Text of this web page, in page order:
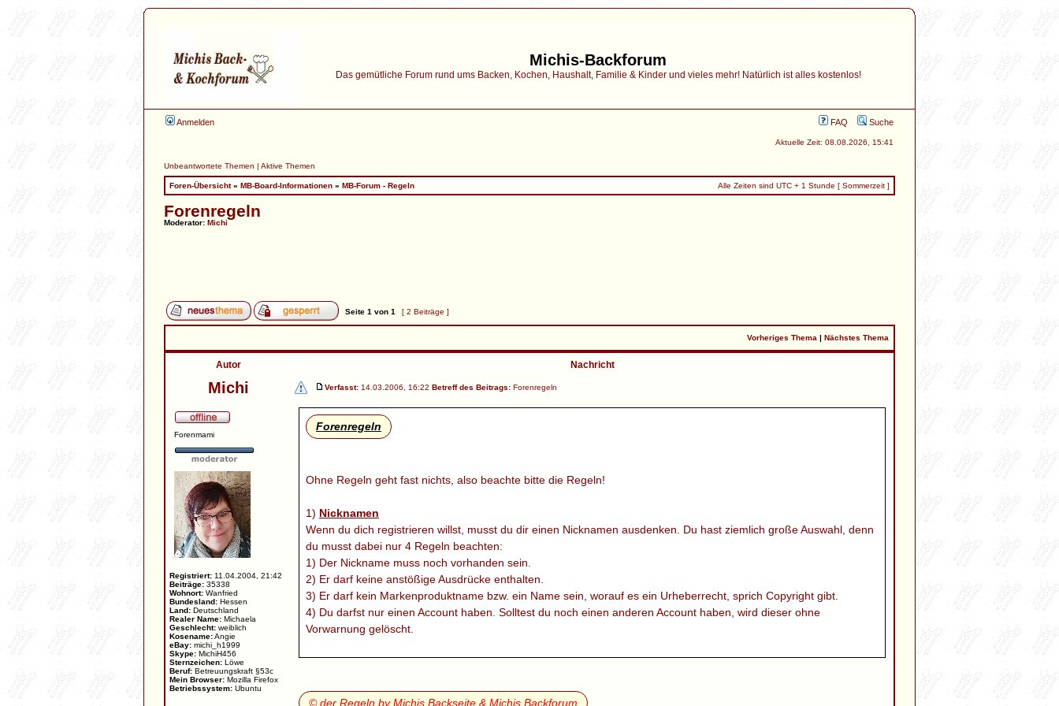
Michis-Backforum
Das gemütliche Forum rund ums Backen, Kochen, Haushalt, Familie & Kinder und vieles mehr! Natürlich ist alles kostenlos!
Anmelden FAQ Suche
Aktuelle Zeit: 08.08.2026, 15:41
Unbeantwortete Themen | Aktive Themen
Foren-Übersicht» MB-Board-Informationen » MB-Forum - Regeln Alle Zeiten sind UTC + 1 Stunde [ Sommerzeit ]
Forenregeln
Moderator: Michi
Seite 1 von 1 [ 2 Beiträge ]
Vorheriges Thema | Nächstes Thema
Autor Nachricht
Michi Verfasst: 14.03.2006, 16:22 Betreff des Beitrags: Forenregeln
Forenmami
Registriert: 11.04.2004, 21:42
Beiträge: 35338
Wohnort: Wanfried
Bundesland: Hessen
Land: Deutschland
Realer Name: Michaela
Geschlecht: weiblich
Kosename:Angie
eBay: michi_h1999
Skype: MichiH456
Sternzeichen: Löwe
Beruf: Betreuungskraft §53c
Mein Browser: Mozilla Firefox
Betriebssystem: Ubuntu
Forenregeln
Ohne Regeln geht fast nichts, also beachte bitte die Regeln!
1) Nicknamen
Wenn du dich registrieren willst, musst du dir einen Nicknamen ausdenken. Du hast ziemlich große Auswahl, denn
du musst dabei nur 4 Regeln beachten:
1) Der Nickname muss noch vorhanden sein.
2) Er darf keine anstößige Ausdrücke enthalten.
3) Er darf kein Markenproduktname bzw. ein Name sein, worauf es ein Urheberrecht, sprich Copyright gibt.
4) Du darfst nur einen Account haben. Solltest du noch einen anderen Account haben, wird dieser ohne
Vorwarnung gelöscht.
2)Vor dem posten darauf achten:
2) Poste deinen Beitrag ins richtige Unterforum. Lies dazu die Kurzbeschreibung der Unterforen. Solltest du den
© der Regeln by Michis Backseite & Michis Backforum